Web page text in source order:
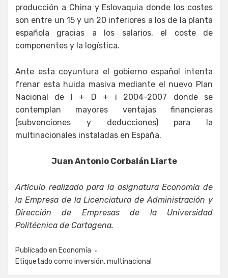
producción a China y Eslovaquia donde los costes
son entre un 15 y un 20 inferiores a los de la planta
española gracias a los salarios, el coste de
componentes y la logística.
Ante esta coyuntura el gobierno español intenta
frenar esta huida masiva mediante el nuevo Plan
Nacional de I + D + i 2004-2007 donde se
contemplan mayores ventajas financieras
(subvenciones y deducciones) para la
multinacionales instaladas en España.
Juan Antonio Corbalán Liarte
Artículo realizado para la asignatura Economía de
la Empresa de la Licenciatura de Administración y
Dirección de Empresas de la Universidad
Politécnica de Cartagena.
Publicado en Economía
Etiquetado como inversión,multinacional